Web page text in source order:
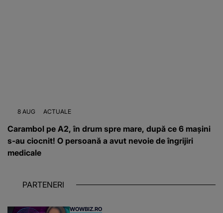
8 AUG ACTUALE
Carambol pe A2, în drum spre mare, după ce 6 mașini
s-au ciocnit! O persoană a avut nevoie de îngrijiri
medicale
PARTENERI
WOWBIZ.RO